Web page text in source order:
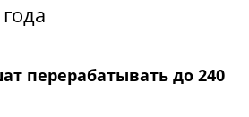
перерабатывать до 240